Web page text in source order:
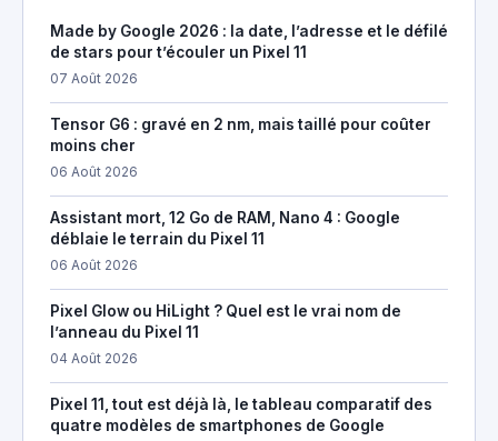
Made by Google 2026 : la date, l’adresse et le défilé
de stars pour t’écouler un Pixel 11
07 Août 2026
Tensor G6 : gravé en 2 nm, mais taillé pour coûter
moins cher
06 Août 2026
Assistant mort, 12 Go de RAM, Nano 4 : Google
déblaie le terrain du Pixel 11
06 Août 2026
Pixel Glow ou HiLight ? Quel est le vrai nom de
l’anneau du Pixel 11
04 Août 2026
Pixel 11, tout est déjà là, le tableau comparatif des
quatre modèles de smartphones de Google